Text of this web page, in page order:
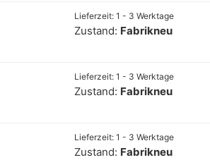
Lieferzeit: 1 - 3 Werktage
Zustand: Fabrikneu
Lieferzeit: 1 - 3 Werktage
Zustand: Fabrikneu
Lieferzeit: 1 - 3 Werktage
Zustand: Fabrikneu